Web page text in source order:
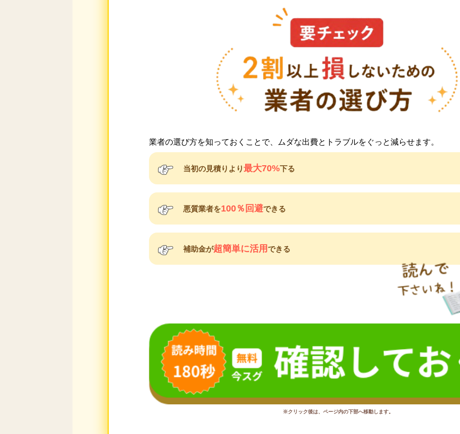
業者の選び方を知っておくことで、ムダな出費とトラブルをぐっと減らせます。
当初の見積りより最大70%下る
悪質業者を100％回避できる
補助金が超簡単に活用できる
※クリック後は、ページ内の下部へ移動します。